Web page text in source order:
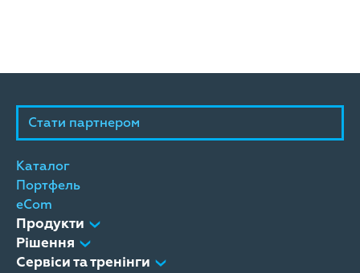
Стати партнером
Каталог
Портфель
eCom
Продукти
Рішення
Сервіси та тренінги